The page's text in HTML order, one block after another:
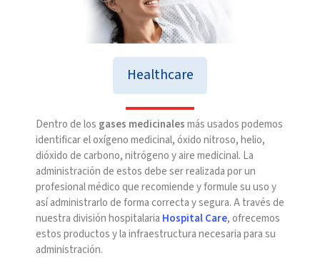
Healthcare
Dentro de los gases medicinalesmás usados podemos
identificar el oxígeno medicinal, óxido nitroso, helio,
dióxido de carbono, nitrógeno y aire medicinal. La
administración de estos debe ser realizada por un
profesional médico que recomiende y formule su uso y
así administrarlo de forma correcta y segura. A través de
nuestra división hospitalaria Hospital Care, ofrecemos
estos productos y la infraestructura necesaria para su
administración.